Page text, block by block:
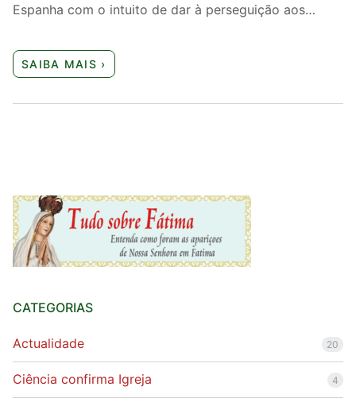
Espanha com o intuito de dar à perseguição aos…
SAIBA MAIS ›
CATEGORIAS
Actualidade 20
Ciência confirma Igreja 4